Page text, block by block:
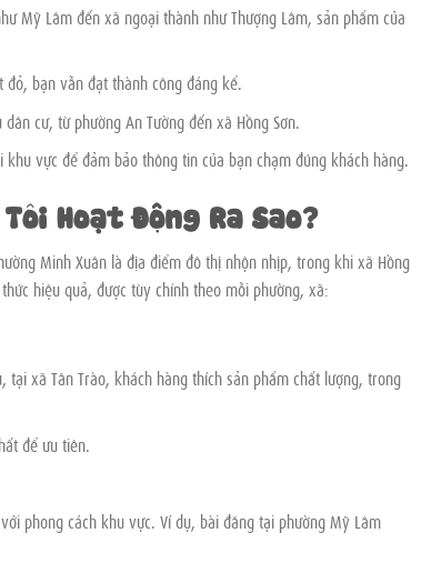
Mỹ Lâm đến xã ngoại thành như Thượng Lâm, sản phẩm của
đỏ, bạn vẫn đạt thành công đáng kể.
cư, từ phường An Tường đến xã Hồng Sơn.
vực để đảm bảo thông tin của bạn chạm đúng khách hàng.
Hoạt Động Ra Sao?
Minh Xuân là địa điểm đô thị nhộn nhịp, trong khi xã Hồng
hiệu quả, được tùy chỉnh theo mỗi phường, xã:
xã Tân Trào, khách hàng thích sản phẩm chất lượng, trong
để ưu tiên.
phong cách khu vực. Ví dụ, bài đăng tại phường Mỹ Lâm